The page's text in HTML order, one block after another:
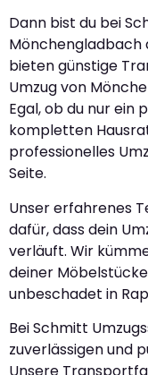
Dann bist du bei
Mönchengladbach
bieten günstige
Umzug von
Egal, ob du nur ein
kompletten
professionelles
Seite.
Unser erfahrenes
dafür, dass dein
verläuft. Wir
deiner
unbeschadet in
Bei Schmitt
zuverlässigen und